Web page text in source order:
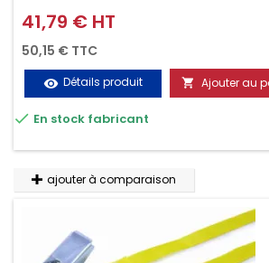
crochet en 2 parties (4.5M + 0.5M /
d'utilisation. Permet d'arrimer et de
chargements pendant le transport.
résistante aux UV et aux variations de
n'absorbe pas l'eau.
Prix
41,79 € HT
50,15 € TTC
visibility Détails produit  Ajouter au
 En stock fabricant
ajouter à comparaison